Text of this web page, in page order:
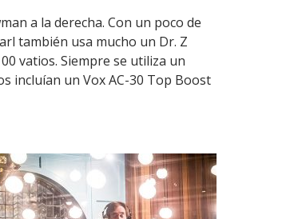
a la derecha. Con un poco de
también usa mucho un Dr. Z
vatios. Siempre se utiliza un
incluían un Vox AC-30 Top Boost